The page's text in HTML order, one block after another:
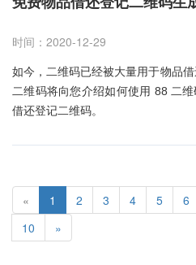
的特点。欢迎您免费使用 88 二维码
安装和打开并使用的一款app开发
种系统类型开发的app价格都是不
作价钱和app开发方式有关，开发
有很多种的，制作app价格也是参
作app的方式不同，主要有三种 1、
开发，如果购物类app是采用这种
制作。 2、私人制作购物app。什么
这种方式制作的app价格又是多少
开发技术的人员，他们有着制作
时间：2020-12-29
如今，二维码已经被大量用于物品
二维码将向您介绍如何使用 88 二
借还登记二维码。
« 1 2 3 4 5 6
10
»